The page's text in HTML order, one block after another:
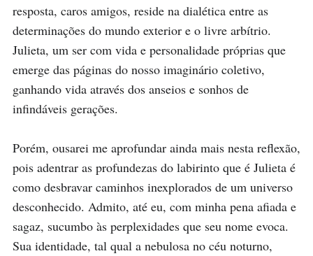
resposta, caros amigos, reside na dialética entre as
determinações do mundo exterior e o livre arbítrio.
Julieta, um ser com vida e personalidade próprias que
emerge das páginas do nosso imaginário coletivo,
ganhando vida através dos anseios e sonhos de
infindáveis gerações.
Porém, ousarei me aprofundar ainda mais nesta reflexão,
pois adentrar as profundezas do labirinto que é Julieta é
como desbravar caminhos inexplorados de um universo
desconhecido. Admito, até eu, com minha pena afiada e
sagaz, sucumbo às perplexidades que seu nome evoca.
Sua identidade, tal qual a nebulosa no céu noturno,